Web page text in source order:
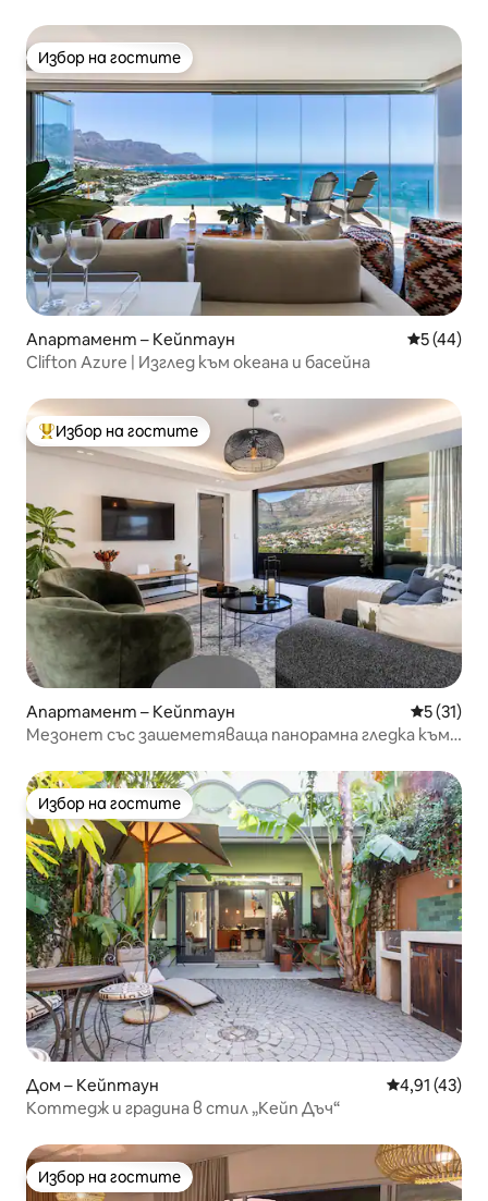
Избор на гостите
Избор на гостите
Апартамент – Кейптаун Средна
5 (44)
Clifton Azure | Изглед към океана и басейна
Най-популярен избор на гостите
Избор на гостите
Апартамент – Кейптаун Средна
5 (31)
Мезонет със зашеметяваща панорамна гледка към
Избор на гостите
Избор на гостите
Дом – Кейптаун Средна
4,91 (43)
Коттедж и градина в стил „Кейп Дъч“
Избор на гостите
Избор на гостите